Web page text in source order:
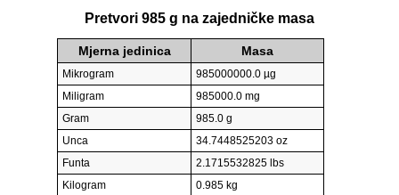
Pretvori 985 g na zajedničke masa
Mjerna jedinica Masa
Mikrogram
985000000.0 µg
Miligram
985000.0 mg
Gram
985.0 g
Unca
34.7448525203 oz
Funta
2.1715532825 lbs
Kilogram
0.985 kg